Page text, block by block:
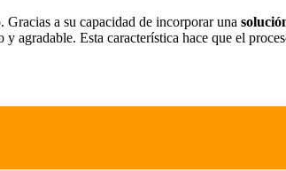
a su capacidad de incorporar una
agradable. Esta característica hace que el